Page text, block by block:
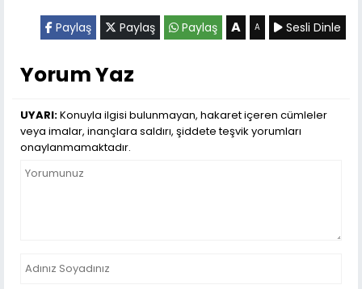
Paylaş Paylaş Paylaş A A Sesli Dinle
Yorum Yaz
UYARI:Konuyla ilgisi bulunmayan, hakaret içeren cümleler
veya imalar, inançlara saldırı, şiddete teşvik yorumları
onaylanmamaktadır.